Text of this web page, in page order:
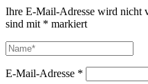
Ihre E-Mail-Adresse wird nicht
sind mit * markiert
E-Mail-Adresse *